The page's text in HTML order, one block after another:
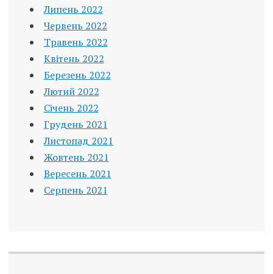
Липень 2022
Червень 2022
Травень 2022
Квітень 2022
Березень 2022
Лютий 2022
Січень 2022
Грудень 2021
Листопад 2021
Жовтень 2021
Вересень 2021
Серпень 2021